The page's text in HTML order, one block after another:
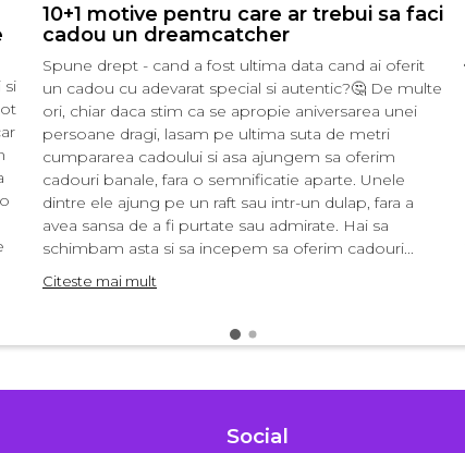
si
10+1 motive pentru care ar trebui sa faci
cadou un dreamcatcher
Spune drept - cand a fost ultima data cand ai oferit
un cadou cu adevarat special si autentic?🤔 De multe
ori, chiar daca stim ca se apropie aniversarea unei
persoane dragi, lasam pe ultima suta de metri
cumpararea cadoului si asa ajungem sa oferim
cadouri banale, fara o semnificatie aparte. Unele
dintre ele ajung pe un raft sau intr-un dulap, fara a
avea sansa de a fi purtate sau admirate. Hai sa
schimbam asta si sa incepem sa oferim cadouri...
Citeste mai mult
Social